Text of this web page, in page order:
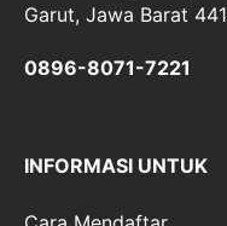
Garut, Jawa Barat
0896-8071-7221
INFORMASI UNTUK